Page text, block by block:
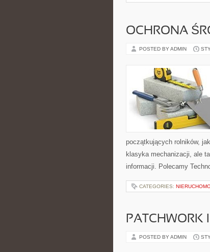
OCHRONA
POSTED BY ADMIN
początkujących rolników,
klasyka mechanizacji, ale
informacji. Polecamy
CATEGORIES:
PATCHWORK
POSTED BY ADMIN